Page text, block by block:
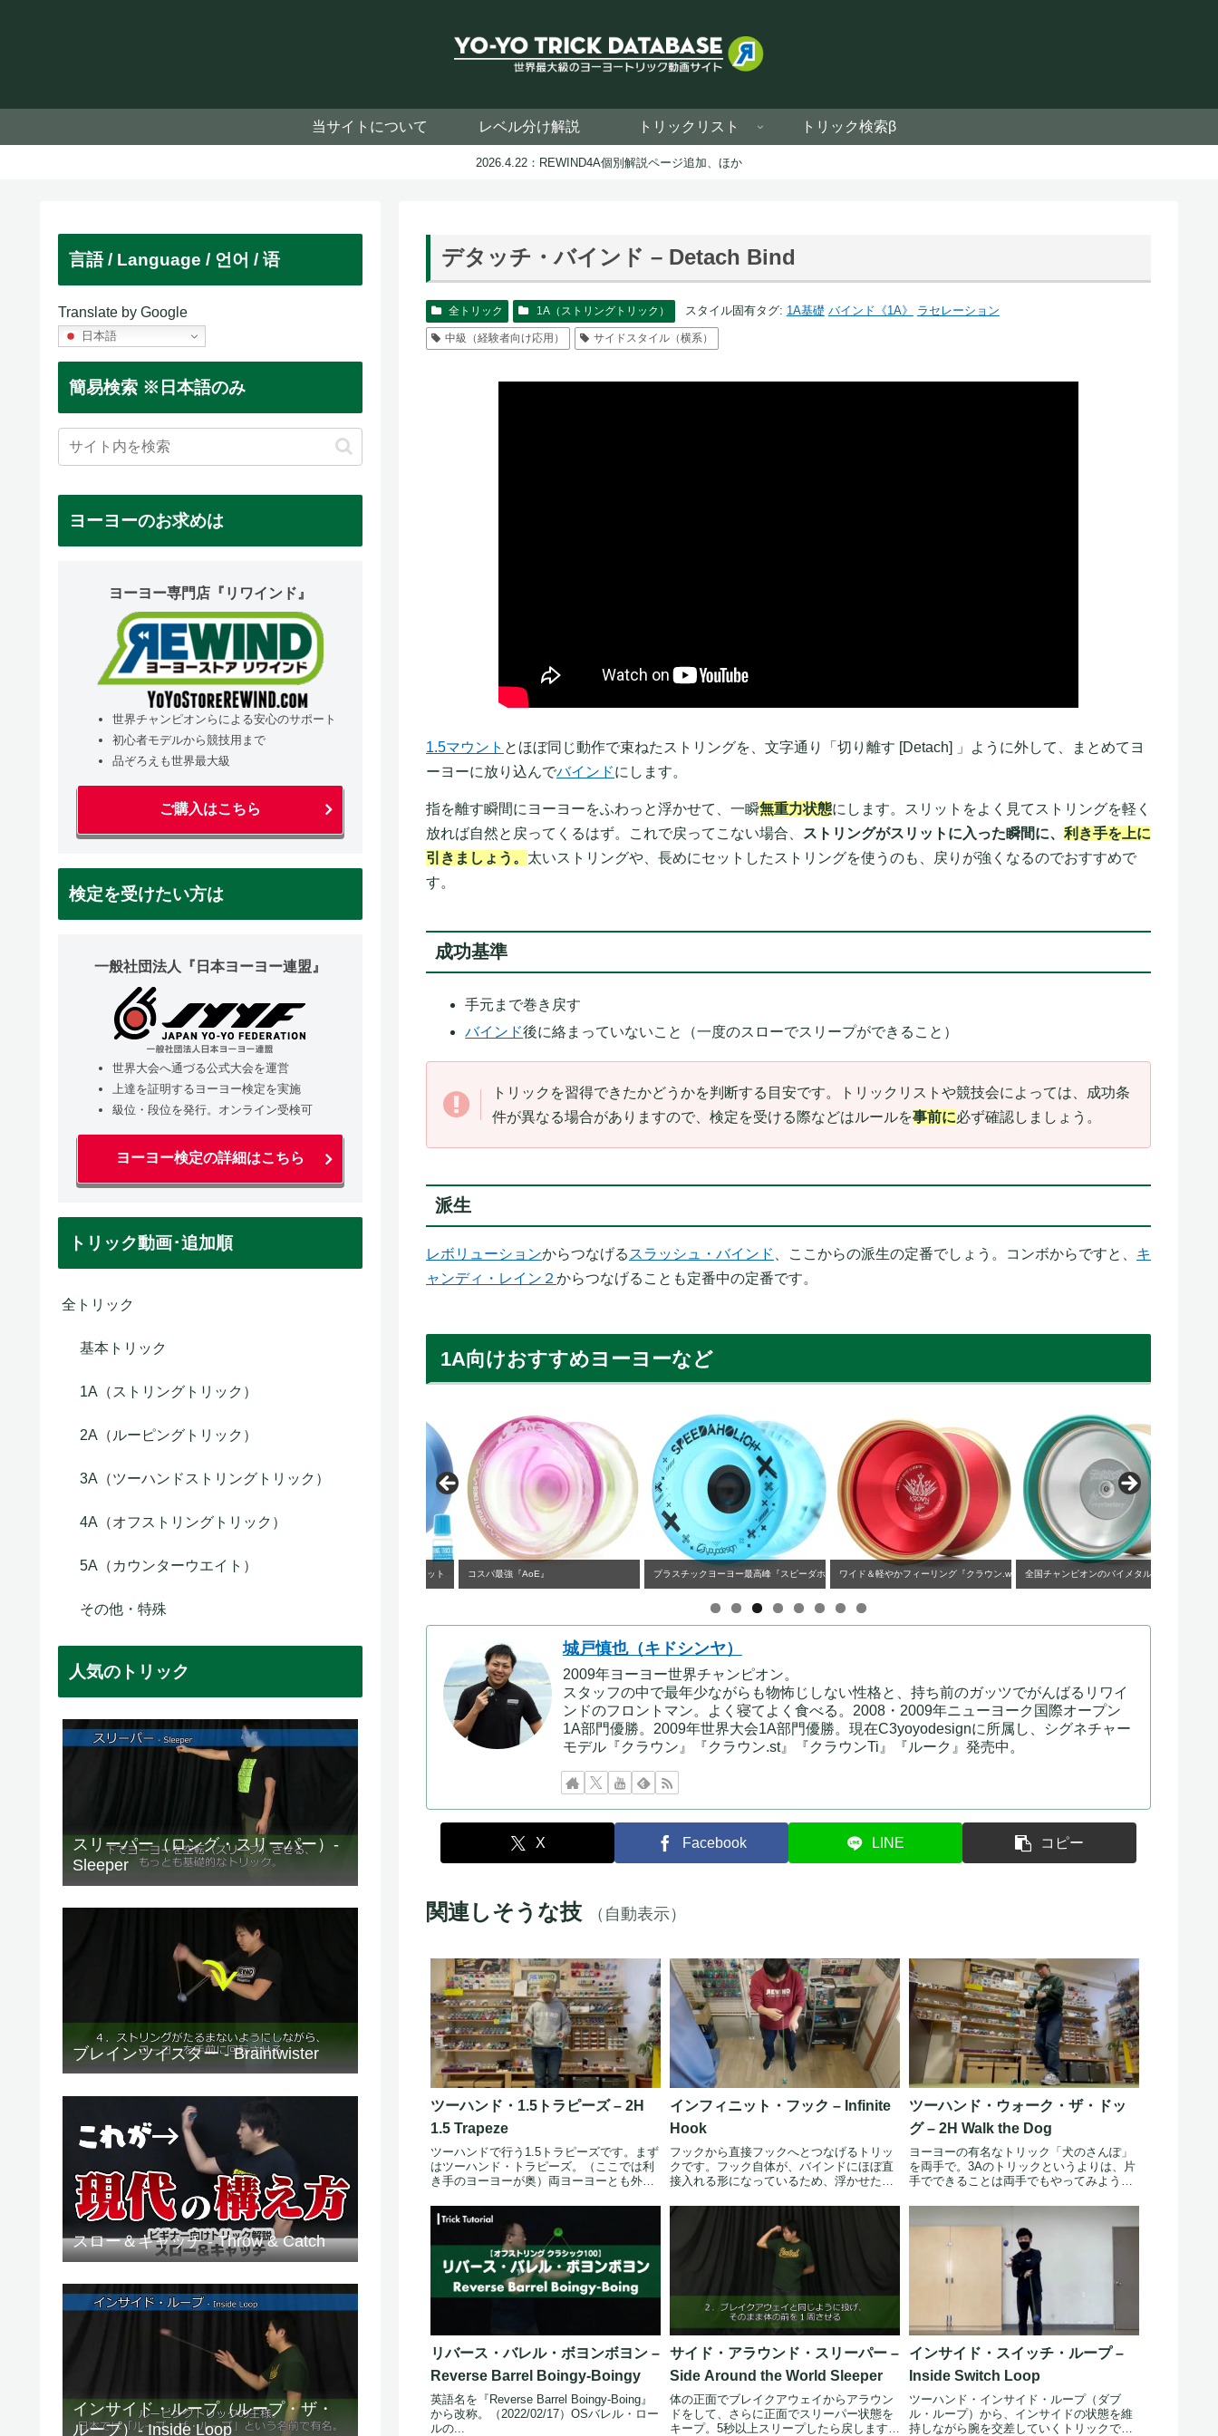
当サイトについて レベル分け解説 トリックリスト トリック検索β
2026.4.22：REWIND4A個別解説ページ追加、ほか
デタッチ・バインド – Detach Bind
全トリック 1A（ストリングトリック） スタイル固有タグ: 1A基礎 バインド《1A》 ラセレーション
中級（経験者向け応用） サイドスタイル（横系）
1.5マウント とほぼ同じ動作で束ねたストリングを、文字通り「切り離す [Detach] 」ように外して、まとめてヨ
ーヨーに放り込んでバインドにします。
指を離す瞬間にヨーヨーをふわっと浮かせて、一瞬無重力状態にします。スリットをよく見てストリングを軽く
放れば自然と戻ってくるはず。これで戻ってこない場合、
ストリングがスリットに入った瞬間に、 利き手を上に
引きましょう。 太いストリングや、長めにセットしたストリングを使うのも、戻りが強くなるのでおすすめで
す。
成功基準
手元まで巻き戻す
バインド後に絡まっていないこと（一度のスローでスリープができること）
トリックを習得できたかどうかを判断する目安です。トリックリストや競技会によっては、成功条
件が異なる場合がありますので、検定を受ける際などはルールを事前に必ず確認しましょう。
派生
レボリューションからつなげるスラッシュ・バインド 、ここからの派生の定番でしょう。コンボからですと、 キ
ャンディ・レイン２ からつなげることも定番中の定番です。
1A向けおすすめヨーヨーなど
当店一番人気『クラウン』セット コスパ最強『AoE』 プラスチックヨーヨー最高峰『スピーダホリックXX』ワイド＆軽やかフィーリング『クラウン.wst』全国チャンピオンのバイメタル『プネウマ』
城戸慎也（キドシンヤ）
2009年ヨーヨー世界チャンピオン。
スタッフの中で最年少ながらも物怖じしない性格と、持ち前のガッツでがんばるリワイ
ンドのフロントマン。よく寝てよく食べる。2008・2009年ニューヨーク国際オープン
1A部門優勝。2009年世界大会1A部門優勝。現在C3yoyodesignに所属し、シグネチャー
モデル『クラウン』『クラウン.st』『クラウンTi』『ルーク』発売中。
X Facebook LINE コピー
関連しそうな技 （自動表示）
ツーハンド・1.5トラピーズ – 2H
1.5 Trapeze
ツーハンドで行う1.5トラピーズです。まず
はツーハンド・トラピーズ。（ここでは利
き手のヨーヨーが奥）両ヨーヨーとも外側
インフィニット・フック – Infinite
Hook
フックから直接フックへとつなげるトリッ
クです。フック自体が、バインドにほぼ直
接入れる形になっているため、浮かせた際
ツーハンド・ウォーク・ザ・ドッ
グ – 2H Walk the Dog
ヨーヨーの有名なトリック「犬のさんぽ」
を両手で。3Aのトリックというよりは、片
手でできることは両手でもやってみようと
リバース・バレル・ボヨンボヨン –
Reverse Barrel Boingy-Boingy
英語名を『Reverse Barrel Boingy-Boing』
から改称。（2022/02/17）OSバレル・ロー
ルの...
サイド・アラウンド・スリーパー –
Side Around the World Sleeper
体の正面でブレイクアウェイからアラウン
ドをして、さらに正面でスリーパー状態を
キープ。5秒以上スリープしたら戻します。
インサイド・スイッチ・ループ –
Inside Switch Loop
ツーハンド・インサイド・ループ（ダブ
ル・ループ）から、インサイドの状態を維
持しながら腕を交差していくトリックで
言語 / Language / 언어 / 语
Translate by Google
日本語
簡易検索 ※日本語のみ
ヨーヨーのお求めは
ヨーヨー専門店『リワインド』
世界チャンピオンらによる安心のサポート
初心者モデルから競技用まで
品ぞろえも世界最大級
ご購入はこちら
検定を受けたい方は
一般社団法人『日本ヨーヨー連盟』
世界大会へ通づる公式大会を運営
上達を証明するヨーヨー検定を実施
級位・段位を発行。オンライン受検可
ヨーヨー検定の詳細はこちら
トリック動画･追加順
全トリック
基本トリック
1A（ストリングトリック）
2A（ルーピングトリック）
3A（ツーハンドストリングトリック）
4A（オフストリングトリック）
5A（カウンターウエイト）
その他・特殊
人気のトリック
スリーパー（ロング・スリーパー）-
Sleeper
ブレインツイスター - Braintwister
スロー＆キャッチ - Throw & Catch
インサイド・ループ（ループ・ザ・
ループ）- Inside Loop